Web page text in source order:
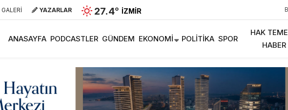
GALERİ YAZARLAR 27.4° İZMIR
ANASAYFA PODCASTLER GÜNDEM EKONOMI POLITIKA SPOR
HAK
HABER